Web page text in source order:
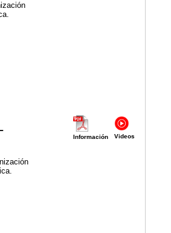
EN EL
Información Videos